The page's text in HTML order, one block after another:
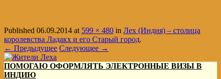
Published 06.09.2014 at 599 × 480 in Лех (Индия) – столица
королевства Ладакх и его Старый город.
← Предыдущее Следующее →
ПОМОГАЮ ОФОРМЛЯТЬ ЭЛЕКТРОННЫЕ ВИЗЫ В
ИНДИЮ